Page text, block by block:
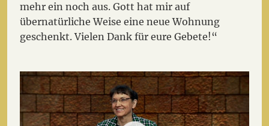
mehr ein noch aus. Gott hat mir auf
übernatürliche Weise eine neue Wohnung
geschenkt. Vielen Dank für eure Gebete!“